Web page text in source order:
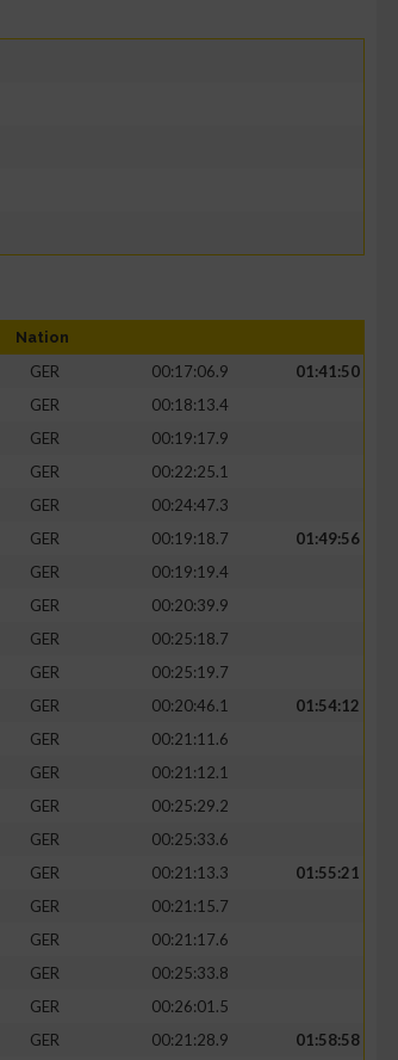
Nation
GER 00:17:06.9
01:41:50
GER
00:18:13.4
GER
00:19:17.9
GER
00:22:25.1
GER
00:24:47.3
GER 00:19:18.7
01:49:56
GER
00:19:19.4
GER
00:20:39.9
GER
00:25:18.7
GER
00:25:19.7
GER 00:20:46.1
01:54:12
GER
00:21:11.6
GER
00:21:12.1
GER
00:25:29.2
GER
00:25:33.6
GER 00:21:13.3
01:55:21
GER
00:21:15.7
GER
00:21:17.6
GER
00:25:33.8
GER
00:26:01.5
GER 00:21:28.9
01:58:58